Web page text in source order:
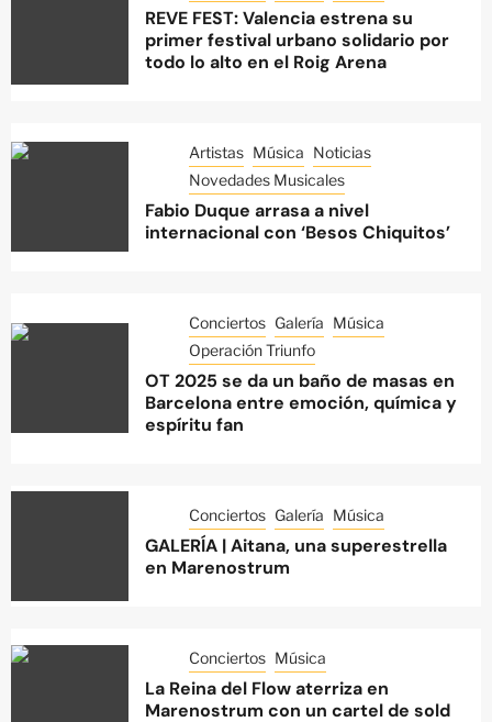
REVE FEST: Valencia estrena su
primer festival urbano solidario por
todo lo alto en el Roig Arena
Artistas Música Noticias
Novedades Musicales
Fabio Duque arrasa a nivel
internacional con ‘Besos Chiquitos’
Conciertos Galería Música
Operación Triunfo
OT 2025 se da un baño de masas en
Barcelona entre emoción, química y
espíritu fan
Conciertos Galería Música
GALERÍA | Aitana, una superestrella
en Marenostrum
Conciertos Música
La Reina del Flow aterriza en
Marenostrum con un cartel de sold